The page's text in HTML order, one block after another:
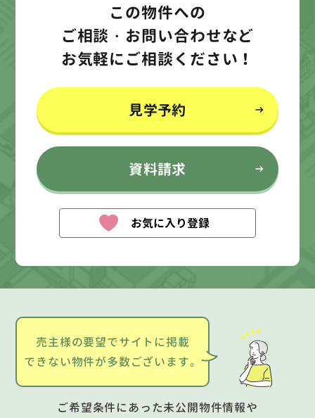
この物件への
ご相談・お問い合わせなど
お気軽にご相談ください！
見学予約
資料請求
お気に入り登録
売主様の要望でサイトに掲載
できない物件が多数ございます。
ご希望条件にあった未公開物件情報や